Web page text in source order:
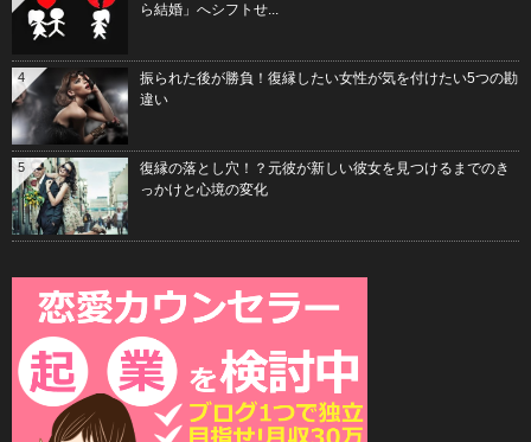
ら結婚」へシフトせ...
振られた後が勝負！復縁したい女性が気を付けたい5つの勘
違い
4
復縁の落とし穴！？元彼が新しい彼女を見つけるまでのき
っかけと心境の変化
5